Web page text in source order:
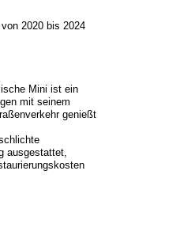
2020 bis 2024
Mini ist ein
mit seinem
genießt
ausgestattet,